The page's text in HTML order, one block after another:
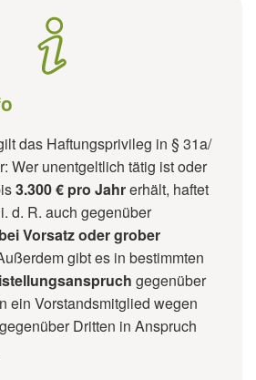
das Haftungsprivileg in § 31a/
Wer unentgeltlich tätig ist oder
3.300 € pro Jahrerhält, haftet
d. R. auch gegenüber
Vorsatz oder grober
gibt es in bestimmten
gegenüber
ein Vorstandsmitglied wegen
Dritten in Anspruch